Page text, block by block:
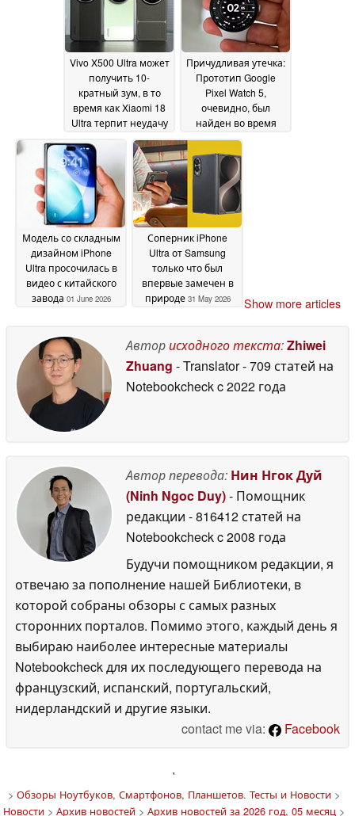
Vivo X500 Ultra может
получить 10-
кратный зум, в то
время как Xiaomi 18
Ultra терпит неудачу
02 June 2026
Причудливая утечка:
Прототип Google
Pixel Watch 5,
очевидно, был
найден во время
погружения в океан
01 June 2026
Модель со складным
дизайном iPhone
Ultra просочилась в
видео с китайского
завода 01 June 2026
Соперник iPhone
Ultra от Samsung
только что был
впервые замечен в
природе 31 May 2026 Show more articles
Авторисходного текста:Zhiwei
Zhuang - Translator- 709 статей на
Notebookcheckc 2022 года
Автор перевода: Нин Нгок Дуй
(Ninh Ngoc Duy)- Помощник
редакции - 816412 статей на
Notebookcheckc 2008 года
Будучи помощником редакции, я
отвечаю за пополнение нашей Библиотеки, в
которой собраны обзоры с самых разных
сторонних порталов. Помимо этого, каждый день я
выбираю наиболее интересные материалы
Notebookcheck для их последующего перевода на
французский, испанский, португальский,
нидерландский и другие языки.
contact me via:
Facebook
'
> Обзоры Ноутбуков, Смартфонов, Планшетов. Тесты и Новости>
Новости> Архив новостей> Архив новостей за 2026 год, 05 месяц>